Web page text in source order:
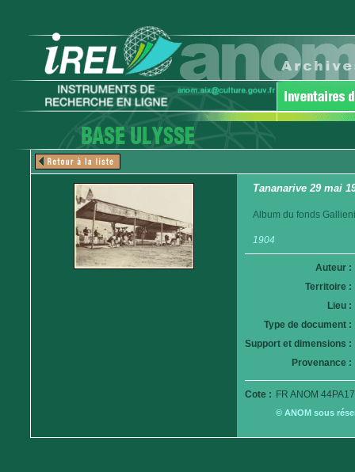
Tananarive 29 mai
Album du fonds
1904
Auteur :
Territoire :
Lieu :
Type de document :
Support et dimensions :
Provenance :
Cote : FR ANOM
© ANOM sous